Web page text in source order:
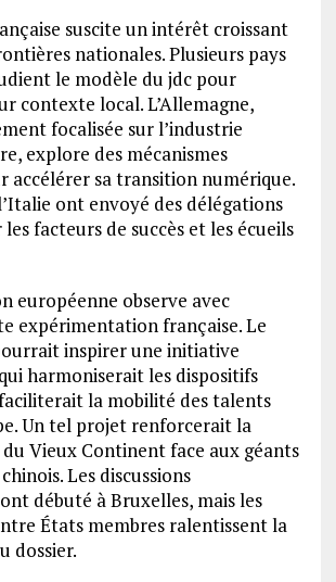
suscite un intérêt croissant
nationales. Plusieurs pays
le modèle du jdc pour
contexte local. L’Allemagne,
focalisée sur l’industrie
explore des mécanismes
accélérer sa transition numérique.
ont envoyé des délégations
facteurs de succès et les écueils
européenne observe avec
expérimentation française. Le
inspirer une initiative
harmoniserait les dispositifs
la mobilité des talents
Un tel projet renforcerait la
Vieux Continent face aux géants
Les discussions
débuté à Bruxelles, mais les
États membres ralentissent la
dossier.